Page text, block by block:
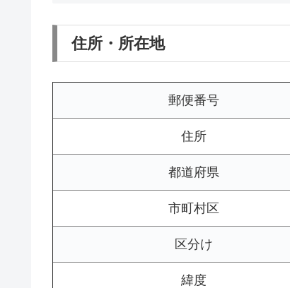
住所・所在地
郵便番号
住所
都道府県
市町村区
区分け
緯度